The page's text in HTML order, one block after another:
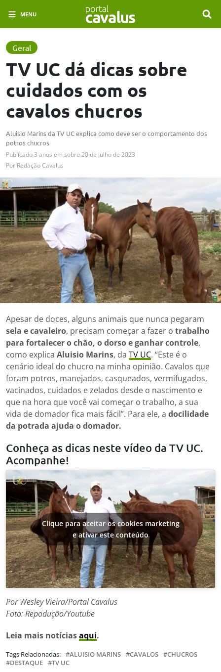
MENU
Geral
TV UC dá dicas sobre
cuidados com os
cavalos chucros
Aluisio Marins da TV UC explica como deve ser o comportamento dos
potros chucros
Publicado3 anos em sobre 20 de julho de 2023
Por Redação Cavalus
Apesar de doces, alguns animais que nunca pegaram
sela e cavaleiro, precisam começar a fazer o trabalho
para fortalecer o chão, o dorso e ganhar controle,
como explica Aluisio Marins, da TV UC. “Este é o
cenário ideal do chucro na minha opinião. Cavalos que
foram potros, manejados, casqueados, vermifugados,
vacinados, cuidados e zelados desde o nascimento e
que na hora que você vai começar o trabalho, a sua
vida de domador fica mais fácil”. Para ele, a docilidade
da potrada ajuda o domador.
Conheça as dicas neste vídeo da TV UC.
Acompanhe!
Clique para aceitar os cookies marketing
e ativar este conteúdo
Por Wesley Vieira/Portal Cavalus
Foto: Repodução/Youtube
Leia mais notíciasaqui.
Tags Relacionadas: ALUISIO MARINS CAVALOS
CHUCROS
DESTAQUE
TV UC